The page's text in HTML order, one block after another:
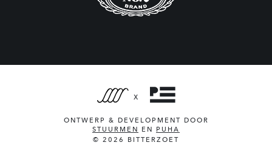
X
ONTWERP & DEVELOPMENT DOOR
STUURMEN
EN PUHA
© 2026 BITTERZOET